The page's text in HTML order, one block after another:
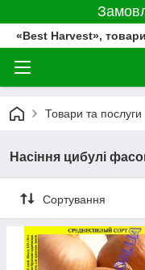
«Best Harvest»,
Товари та послуги
Насіння цибулі
Сортування